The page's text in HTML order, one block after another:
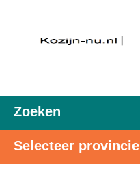
Zoeken
Selecteer provincie